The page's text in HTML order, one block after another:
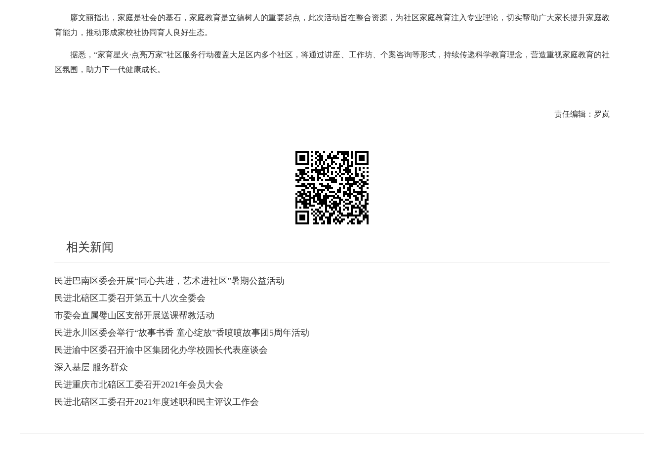
廖文丽指出，家庭是社会的基石，家庭教育是立德树人的重要起点，此次活动旨在整合资源，为社区家庭教育注入专业理论，切实帮助广大家长提升家庭教
育能力，推动形成家校社协同育人良好生态。
据悉，“家育星火·点亮万家”社区服务行动覆盖大足区内多个社区，将通过讲座、工作坊、个案咨询等形式，持续传递科学教育理念，营造重视家庭教育的社
区氛围，助力下一代健康成长。
责任编辑：罗岚
相关新闻
民进巴南区委会开展“同心共进，艺术进社区”暑期公益活动
民进北碚区工委召开第五十八次全委会
市委会直属璧山区支部开展送课帮教活动
民进永川区委会举行“故事书香 童心绽放”香喷喷故事团5周年活动
民进渝中区委召开渝中区集团化办学校园长代表座谈会
深入基层 服务群众
民进重庆市北碚区工委召开2021年会员大会
民进北碚区工委召开2021年度述职和民主评议工作会